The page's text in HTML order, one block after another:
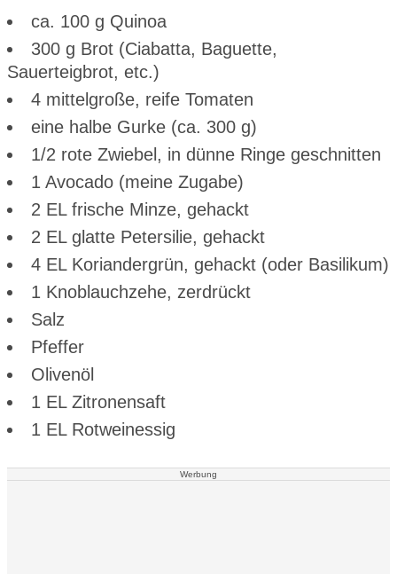
ca. 100 g Quinoa
300 g Brot (Ciabatta, Baguette,
Sauerteigbrot, etc.)
4 mittelgroße, reife Tomaten
eine halbe Gurke (ca. 300 g)
1/2 rote Zwiebel, in dünne Ringe geschnitten
1 Avocado (meine Zugabe)
2 EL frische Minze, gehackt
2 EL glatte Petersilie, gehackt
4 EL Koriandergrün, gehackt (oder Basilikum)
1 Knoblauchzehe, zerdrückt
Salz
Pfeffer
Olivenöl
1 EL Zitronensaft
1 EL Rotweinessig
Werbung